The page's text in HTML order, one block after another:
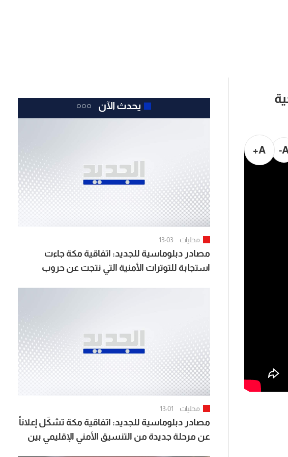
A+
يحدث الآن
محليات 13:03
مصادر دبلوماسية للجديد: اتفاقية مكة جاءت
استجابة للتوترات الأمنية التي نتجت عن حروب
محليات 13:01
مصادر دبلوماسية للجديد: اتفاقية مكة تشكّل إعلاناً
عن مرحلة جديدة من التنسيق الأمني الإقليمي بين